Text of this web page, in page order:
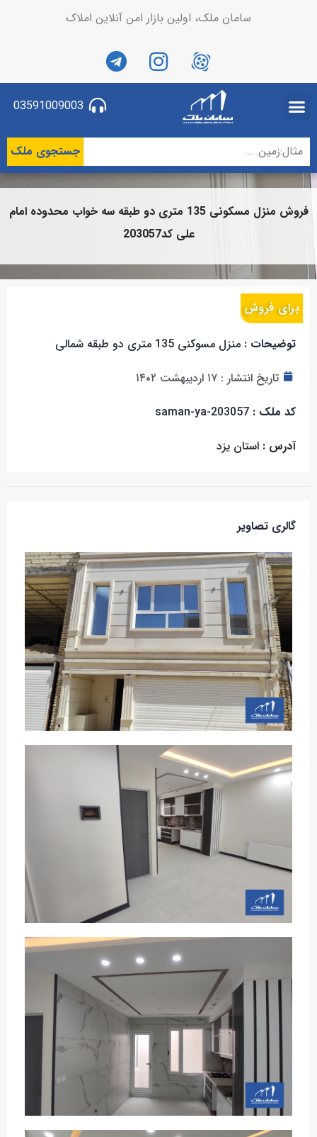
سامان ملک، اولین بازار امن آنلاین املاک
03591009003
جستجوی ملک
فروش منزل مسکونی 135 متری دو طبقه سه خواب محدوده امام
علی کد203057
برای فروش
توضیحات : منزل مسوکنی 135 متری دو طبقه شمالی
تاریخ انتشار : ۱۷ اردیبهشت ۱۴۰۲
کد ملک : saman-ya-203057
آدرس : استان یزد
گالری تصاویر